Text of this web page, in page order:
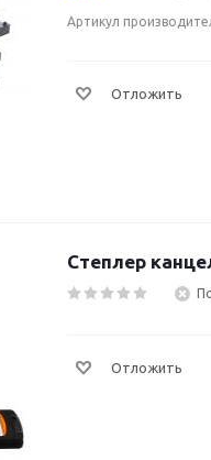
Артикул
Отложить
Степлер
Отложить